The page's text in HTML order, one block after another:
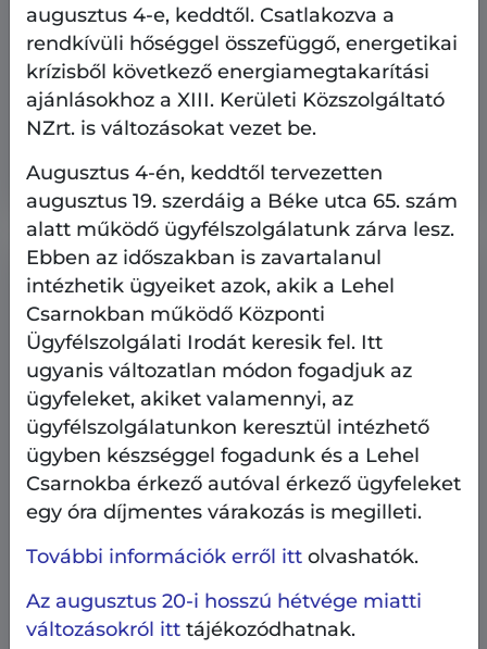
Heti kulturális ajánló Kultúra
Heti kulturális ajánló: Pozsonyi Piknik
2026.08.6.
Heti kulturális ajánló Kultúra
2026.07.25.
augusztus 4-e, keddtől. Csatlakozva a
rendkívüli hőséggel összefüggő, energetikai
krízisből következő energiamegtakarítási
ajánlásokhoz a XIII. Kerületi Közszolgáltató
NZrt. is változásokat vezet be.
Augusztus 4-én, keddtől tervezetten
augusztus 19. szerdáig a Béke utca 65. szám
alatt működő ügyfélszolgálatunk zárva lesz.
Ebben az időszakban is zavartalanul
intézhetik ügyeiket azok, akik a Lehel
Csarnokban működő Központi
Ügyfélszolgálati Irodát keresik fel. Itt
ugyanis változatlan módon fogadjuk az
ügyfeleket, akiket valamennyi, az
ügyfélszolgálatunkon keresztül intézhető
ügyben készséggel fogadunk és a Lehel
Csarnokba érkező autóval érkező ügyfeleket
egy óra díjmentes várakozás is megilleti.
További információk erről ittolvashatók.
Az augusztus 20-i hosszú hétvége miatti
változásokról itttájékozódhatnak.